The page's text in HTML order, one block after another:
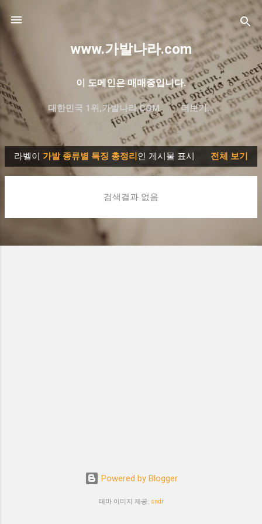
www.가발나라.com
이 도메인은 매매중입니다.
대한민국 1위,가발나라.COM 더보기…
프리미엄 한글 도메인 대방출
글
라벨이 가발 종류별 특징 총정리인 게시물 표시 전체 보기
검색결과 없음
Powered by Blogger
테마 이미지 제공: sndr